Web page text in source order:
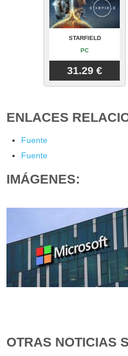
STARFIELD
PC
31.29 €
ENLACES
Fuente
Fuente
IMÁGENES:
OTRAS NOTICIAS